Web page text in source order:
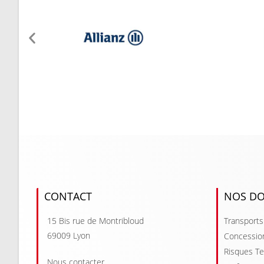
CONTACT
15 Bis rue de Montribloud
69009 Lyon
NOS
Transports
Risques